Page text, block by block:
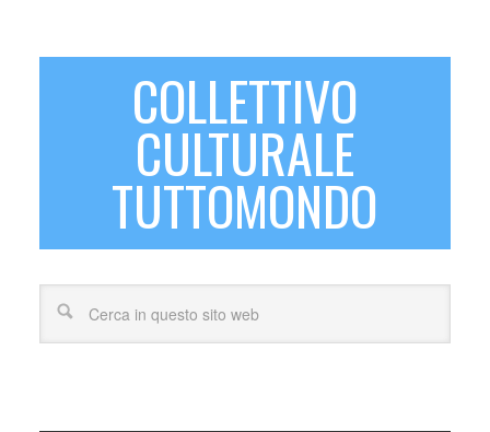
COLLETTIVO
CULTURALE
TUTTOMONDO